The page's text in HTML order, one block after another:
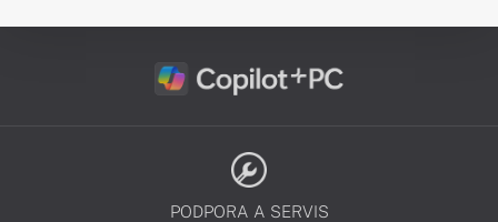
PODPORA A SERVIS